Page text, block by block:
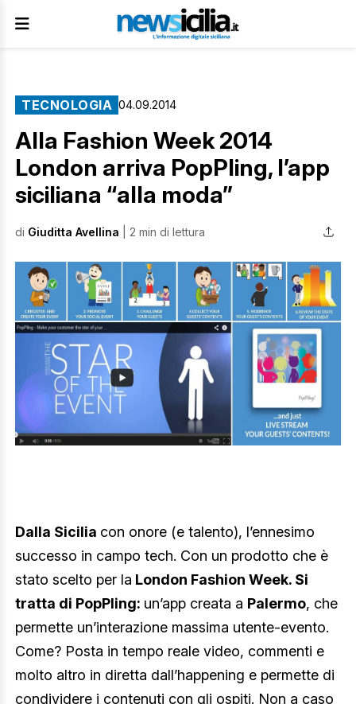
TECNOLOGIA 04.09.2014
Alla Fashion Week 2014
London arriva PopPling, l’app
siciliana “alla moda”
di Giuditta Avellina | 2 min di lettura
Dalla Sicilia con onore (e talento), l’ennesimo
successo in campo tech. Con un prodotto che è
stato scelto per la London Fashion Week. Si
tratta di PopPling: un’app creata a Palermo, che
permette un’interazione massima utente-evento.
Come? Posta in tempo reale video, commenti e
molto altro in diretta dall’happening e permette di
condividere i contenuti con gli ospiti. Non a caso